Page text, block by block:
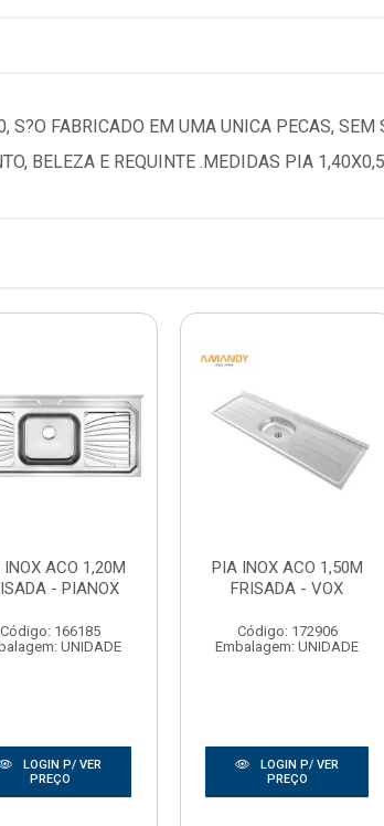
S?O FABRICADO EM UMA UNICA PECAS,
BELEZA E REQUINTE .MEDIDAS PIA
ACO 1,20M
- PIANOX
Código: 166185
UNIDADE
LOGIN P/ VER
PREÇO
PIA INOX ACO 1,50M
FRISADA - VOX
Código: 172906
Embalagem: UNIDADE
LOGIN P/ VER
PREÇO